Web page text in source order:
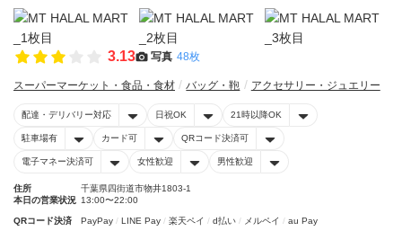
3.13 写真 48枚
スーパーマーケット・食品・食材 バッグ・鞄 アクセサリー・ジュエリー
配達・デリバリー対応 日祝OK 21時以降OK
駐車場有 カード可 QRコード決済可
電子マネー決済可 女性歓迎 男性歓迎
住所
千葉県四街道市物井1803-1
本日の営業状況 13:00〜22:00
QRコード決済 PayPay LINE Pay 楽天ペイ d払い メルペイ au Pay